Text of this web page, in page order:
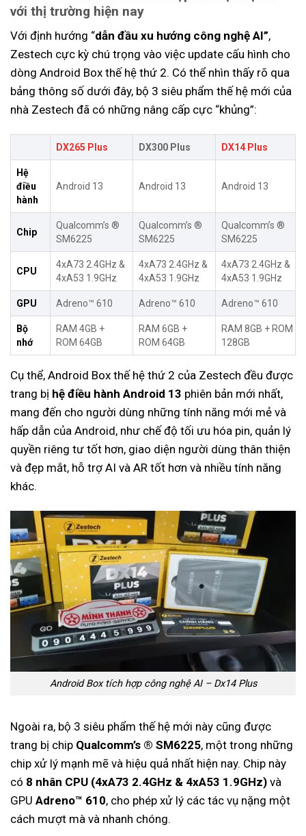
với thị trường hiện nay
Với định hướng “dẫn đầu xu hướng công nghệ AI”,
Zestech cực kỳ chú trọng vào việc update cấu hình cho
dòng Android Box thế hệ thứ 2. Có thể nhìn thấy rõ qua
bảng thông số dưới đây, bộ 3 siêu phẩm thế hệ mới của
nhà Zestech đã có những nâng cấp cực “khủng”:
DX265 Plus DX300 Plus DX14 Plus
Hệ
điều
hành
Android 13 Android 13 Android 13
Chip
Qualcomm’s ®
SM6225
Qualcomm’s ®
SM6225
Qualcomm’s ®
SM6225
CPU
4xA73 2.4GHz &
4xA53 1.9GHz
4xA73 2.4GHz &
4xA53 1.9GHz
4xA73 2.4GHz &
4xA53 1.9GHz
GPU Adreno™ 610 Adreno™ 610 Adreno™ 610
Bộ
nhớ
RAM 4GB +
ROM 64GB
RAM 6GB +
ROM 64GB
RAM 8GB + ROM
128GB
Cụ thể, Android Box thế hệ thứ 2 của Zestech đều được
trang bị hệ điều hành Android 13 phiên bản mới nhất,
mang đến cho người dùng những tính năng mới mẻ và
hấp dẫn của Android, như chế độ tối ưu hóa pin, quản lý
quyền riêng tư tốt hơn, giao diện người dùng thân thiện
và đẹp mắt, hỗ trợ AI và AR tốt hơn và nhiều tính năng
khác.
Android Box tích hợp công nghệ AI – Dx14 Plus
Ngoài ra, bộ 3 siêu phẩm thế hệ mới này cũng được
trang bị chip Qualcomm’s ® SM6225, một trong những
chip xử lý mạnh mẽ và hiệu quả nhất hiện nay. Chip này
có 8 nhân CPU (4xA73 2.4GHz & 4xA53 1.9GHz) và
GPU Adreno™ 610, cho phép xử lý các tác vụ nặng một
cách mượt mà và nhanh chóng.